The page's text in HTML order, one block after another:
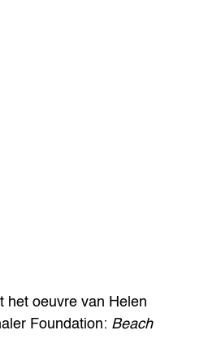
het oeuvre van Helen
Foundation: Beach